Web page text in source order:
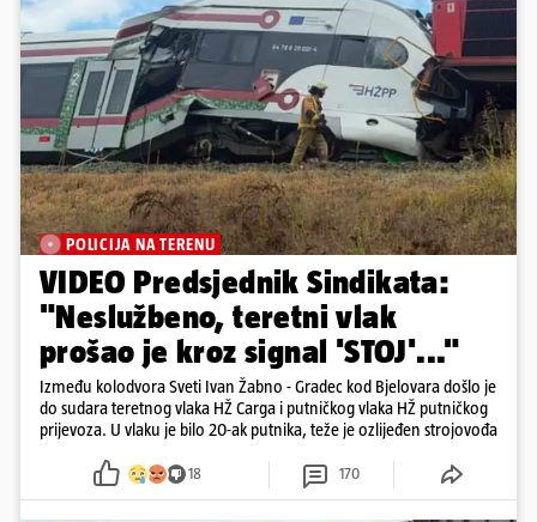
POLICIJA NA TERENU
VIDEO Predsjednik Sindikata:
"Neslužbeno, teretni vlak
prošao je kroz signal 'STOJ'..."
Između kolodvora Sveti Ivan Žabno - Gradec kod Bjelovara došlo je
do sudara teretnog vlaka HŽ Carga i putničkog vlaka HŽ putničkog
prijevoza. U vlaku je bilo 20-ak putnika, teže je ozlijeđen strojovođa
18 170